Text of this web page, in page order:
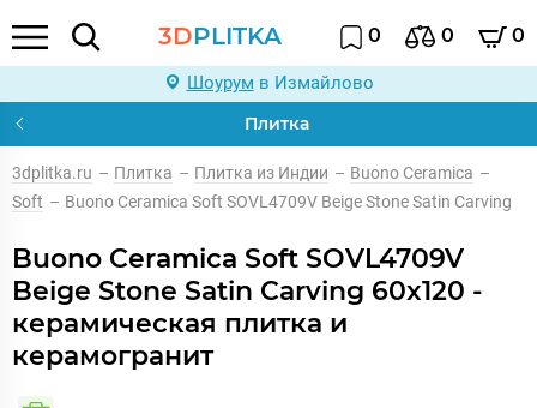
3DPLITKA 0 0 0
Шоурум в Измайлово
Плитка
3dplitka.ru – Плитка – Плитка из Индии – Buono Ceramica –
Soft – Buono Ceramica Soft SOVL4709V Beige Stone Satin Carving
Buono Ceramica Soft SOVL4709V
Beige Stone Satin Carving 60x120 -
керамическая плитка и
керамогранит